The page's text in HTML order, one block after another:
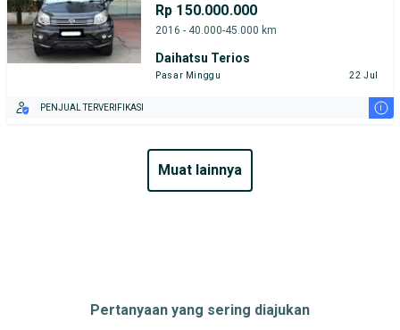
Rp 150.000.000
2016 - 40.000-45.000 km
Daihatsu Terios
Pasar Minggu 22 Jul
PENJUAL TERVERIFIKASI i
muat lainnya
Pertanyaan yang sering diajukan